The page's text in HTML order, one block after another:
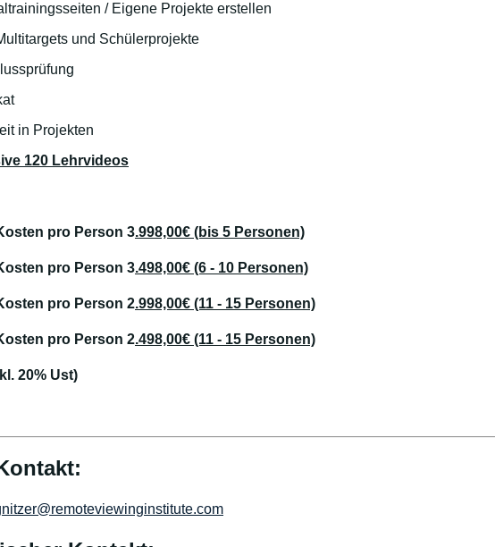
/ Eigene Projekte erstellen
und Schülerprojekte
in Projekten
120 Lehrvideos
pro Person 3.998,00€ (bis 5 Personen)
pro Person 3.498,00€ (6 - 10 Personen)
pro Person 2.998,00€ (11 - 15 Personen)
pro Person 2.498,00€ (11 - 15 Personen)
20% Ust)